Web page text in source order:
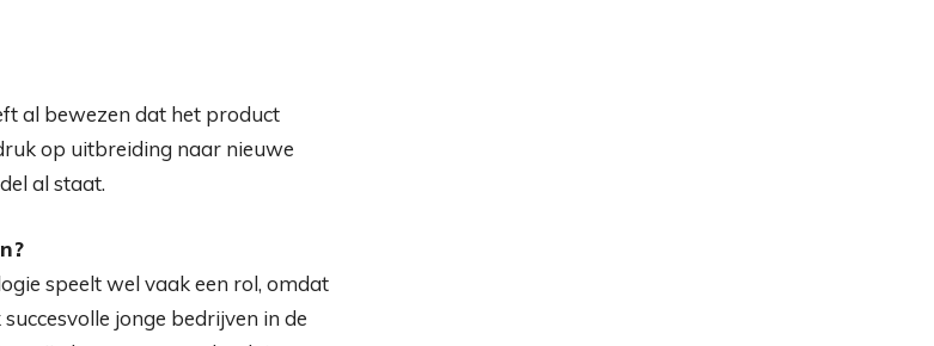
al bewezen dat het product
op uitbreiding naar nieuwe
al staat.
speelt wel vaak een rol, omdat
jonge bedrijven in de